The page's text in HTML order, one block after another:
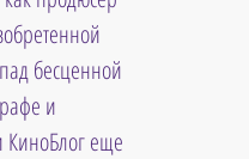
бесценной
и
КиноБлог еще